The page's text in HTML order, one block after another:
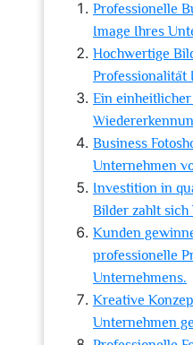
Professionelle
Image Ihres
Hochwertige
Professionalität
Ein
Business
Unternehmen
Investition in
Bilder zahlt
Kunden
professionelle
Unternehmens.
Kreative
Unternehmen